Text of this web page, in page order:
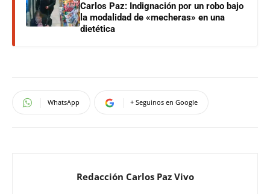
Carlos Paz: Indignación por un robo bajo
la modalidad de «mecheras» en una
dietética
WhatsApp + Seguinos en Google
Redacción Carlos Paz Vivo